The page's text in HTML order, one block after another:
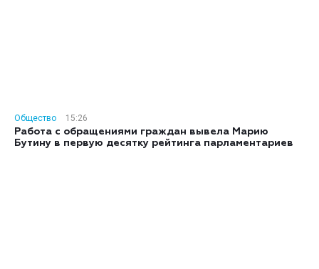
Общество
15:26
Работа с обращениями граждан вывела Марию
Бутину в первую десятку рейтинга парламентариев